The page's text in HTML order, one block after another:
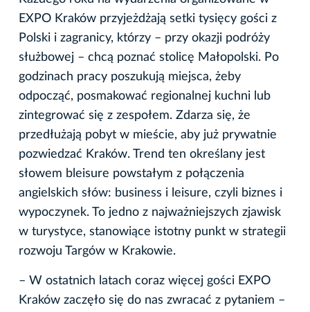
EXPO Kraków przyjeżdżają setki tysięcy gości z
Polski i zagranicy, którzy – przy okazji podróży
służbowej – chcą poznać stolicę Małopolski. Po
godzinach pracy poszukują miejsca, żeby
odpocząć, posmakować regionalnej kuchni lub
zintegrować się z zespołem. Zdarza się, że
przedłużają pobyt w mieście, aby już prywatnie
pozwiedzać Kraków. Trend ten określany jest
słowem bleisure powstałym z połączenia
angielskich słów: business i leisure, czyli biznes i
wypoczynek. To jedno z najważniejszych zjawisk
w turystyce, stanowiące istotny punkt w strategii
rozwoju Targów w Krakowie.
– W ostatnich latach coraz więcej gości EXPO
Kraków zaczęło się do nas zwracać z pytaniem –